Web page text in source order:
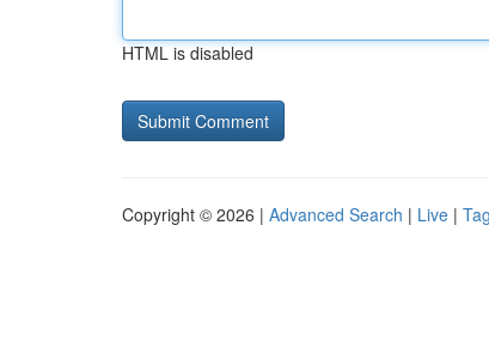
HTML is disabled
Copyright © 2026 | Advanced Search | Live |